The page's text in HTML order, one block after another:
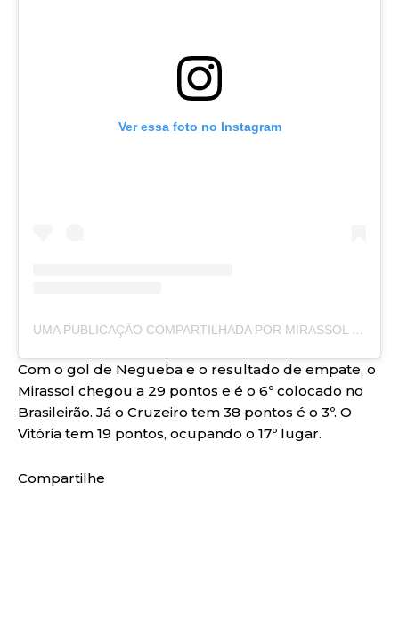
Ver essa foto no Instagram
UMA PUBLICAÇÃO COMPARTILHADA POR MIRASSOL FUTEBOL CLUBE (@MIRASSOLFC)
Com o gol de Negueba e o resultado de empate, o
Mirassol chegou a 29 pontos e é o 6º colocado no
Brasileirão. Já o Cruzeiro tem 38 pontos é o 3º. O
Vitória tem 19 pontos, ocupando o 17º lugar.
Compartilhe